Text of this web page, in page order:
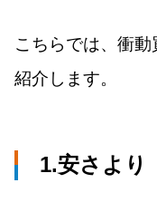
こちらでは、衝
紹介します。
1.安さより